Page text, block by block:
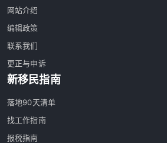
网站介绍
编辑政策
联系我们
更正与申诉
新移民指南
落地90天清单
找工作指南
报税指南